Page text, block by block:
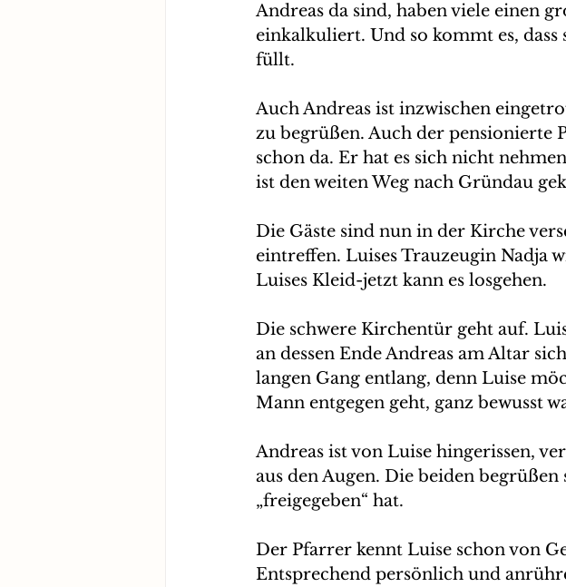
Andreas da sind, haben viele einen
einkalkuliert. Und so kommt es,
füllt.
Auch Andreas ist inzwischen
zu begrüßen. Auch der pensionierte
schon da. Er hat es sich nicht
ist den weiten Weg nach Gründau
Die Gäste sind nun in der Kirche
eintreffen. Luises Trauzeugin Nadja
Luises Kleid-jetzt kann es losgehen.
Die schwere Kirchentür geht auf.
an dessen Ende Andreas am Altar
langen Gang entlang, denn Luise
Mann entgegen geht, ganz bewusst
Andreas ist von Luise hingerissen,
aus den Augen. Die beiden
„freigegeben“ hat.
Der Pfarrer kennt Luise schon von
Entsprechend persönlich und